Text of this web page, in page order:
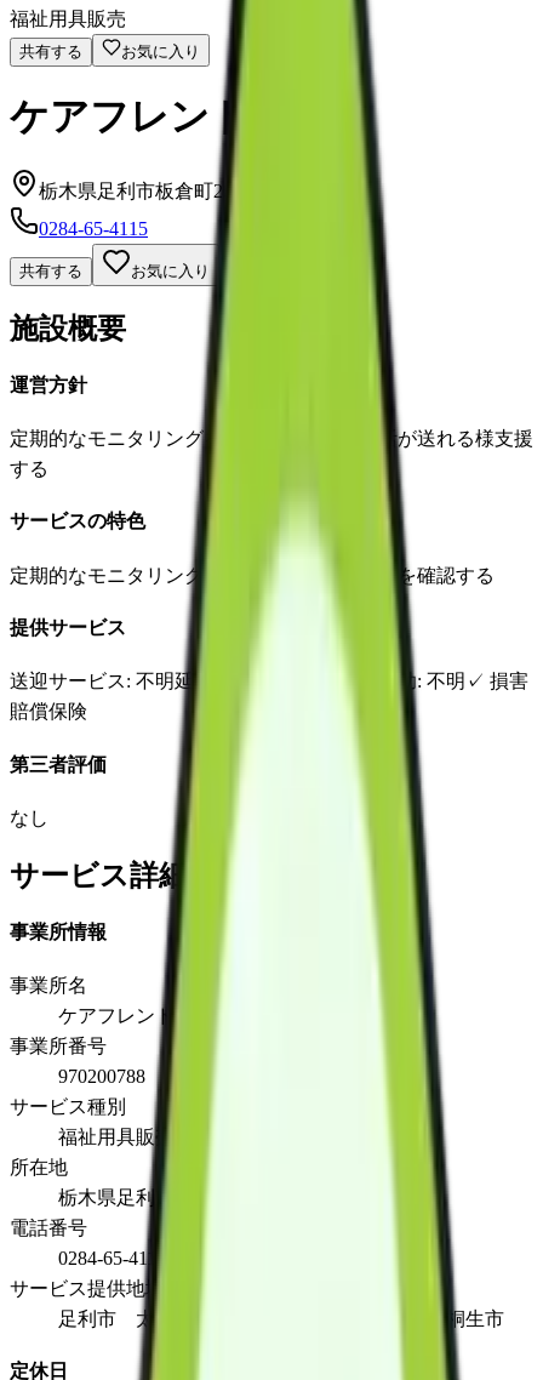
福祉用具販売
共有する お気に入り
ケアフレンド三和
栃木県足利市板倉町207
0284-65-4115
共有する お気に入り
施設概要
運営方針
定期的なモニタリングを行い安全に日常生活が送れる様支援
する
サービスの特色
定期的なモニタリングで使用状況や適合状況を確認する
提供サービス
送迎サービス: 不明延長サービス 自宅援助: 不明 ✓ 損害
賠償保険
第三者評価
なし
サービス詳細
事業所情報
事業所名
ケアフレンド三和
事業所番号
970200788
サービス種別
福祉用具販売
所在地
栃木県足利市板倉町207
電話番号
0284-65-4115
サービス提供地域
足利市 太田市 佐野市 大泉町 館林市 桐生市
定休日